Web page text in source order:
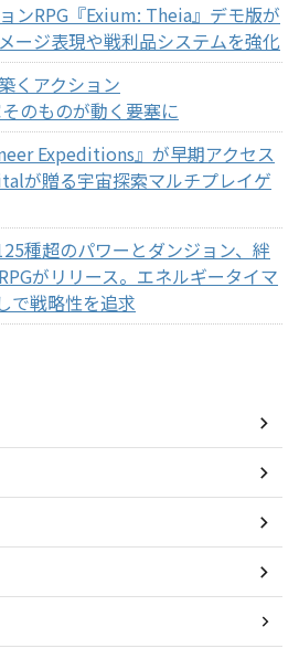
ンRPG『Exium: Theia』デモ版が
ージ表現や戦利品システムを強化
くアクション
のものが動く要塞に
Expeditions』が早期アクセス
が贈る宇宙探索マルチプレイゲ
種超のパワーとダンジョン、絆
がリリース。エネルギータイマ
で戦略性を追求